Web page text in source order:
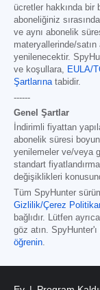
ücretler hakkında bir
aboneliğiniz sırasında
ve aynı abonelik
materyallerinde/
yenilenecektir.
ve koşullara, EULA/
Şartlarınatabidir.
------
Genel Şartlar
İndirimli fiyattan
abonelik süresi
yenilemeler ve/veya
standart
değişiklikleri
Tüm SpyHunter
Gizlilik/Çerez
bağlıdır. Lütfen ayrıca
göz atın.
öğrenin.